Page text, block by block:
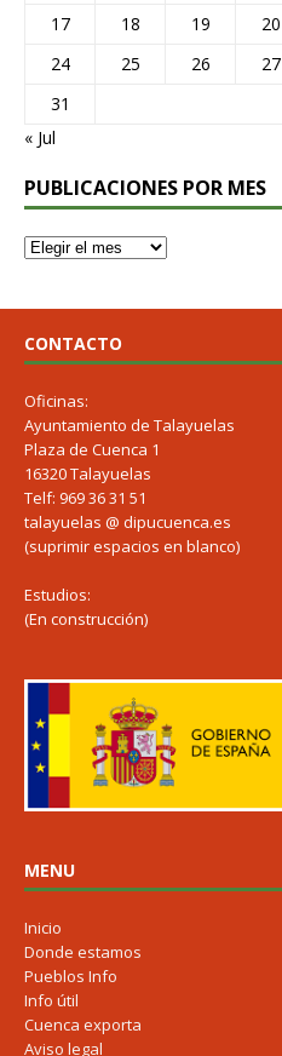
17
18 19 20
24
25 26 27
31
« Jul
PUBLICACIONES POR MES
CONTACTO
Oficinas:
Ayuntamiento de Talayuelas
Plaza de Cuenca 1
16320 Talayuelas
Telf: 969 36 31 51
talayuelas @ dipucuenca.es
(suprimir espacios en blanco)
Estudios:
(En construcción)
MENU
Inicio
Donde estamos
Pueblos Info
Info útil
Cuenca exporta
Aviso legal